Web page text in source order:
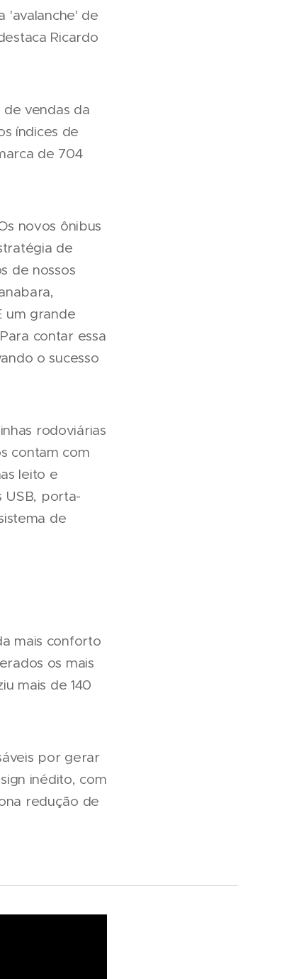
'avalanche' de
Ricardo
vendas da
índices de
de 704
novos ônibus
de
de nossos
um grande
contar essa
o sucesso
rodoviárias
contam com
leito e
USB, porta-
de
mais conforto
os mais
mais de 140
por gerar
inédito, com
redução de